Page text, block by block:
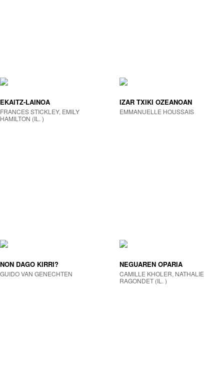
EKAITZ-LAINOA
FRANCES STICKLEY, EMILY
HAMILTON (IL. )
IZAR TXIKI OZEANOAN
EMMANUELLE HOUSSAIS
NON DAGO KIRRI?
GUIDO VAN GENECHTEN
NEGUAREN OPARIA
CAMILLE KHOLER, NATHALIE
RAGONDET (IL. )